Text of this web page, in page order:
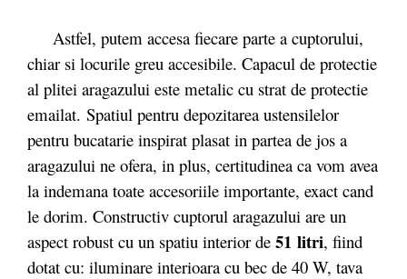
Astfel, putem accesa fiecare parte a cuptorului,
chiar si locurile greu accesibile. Capacul de protectie
al plitei aragazului este metalic cu strat de protectie
emailat. Spatiul pentru depozitarea ustensilelor
pentru bucatarie inspirat plasat in partea de jos a
aragazului ne ofera, in plus, certitudinea ca vom avea
la indemana toate accesoriile importante, exact cand
le dorim. Constructiv cuptorul aragazului are un
aspect robust cu un spatiu interior de 51 litri, fiind
dotat cu: iluminare interioara cu bec de 40 W, tava